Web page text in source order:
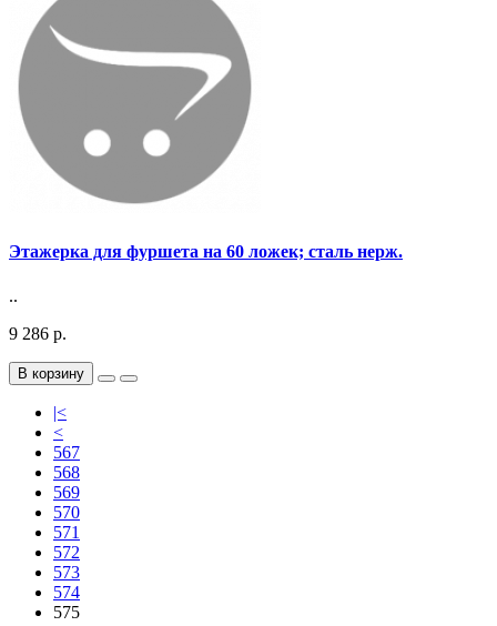
Этажерка для фуршета на 60 ложек; сталь нерж.
..
9 286 р.
В корзину
|<
<
567
568
569
570
571
572
573
574
575